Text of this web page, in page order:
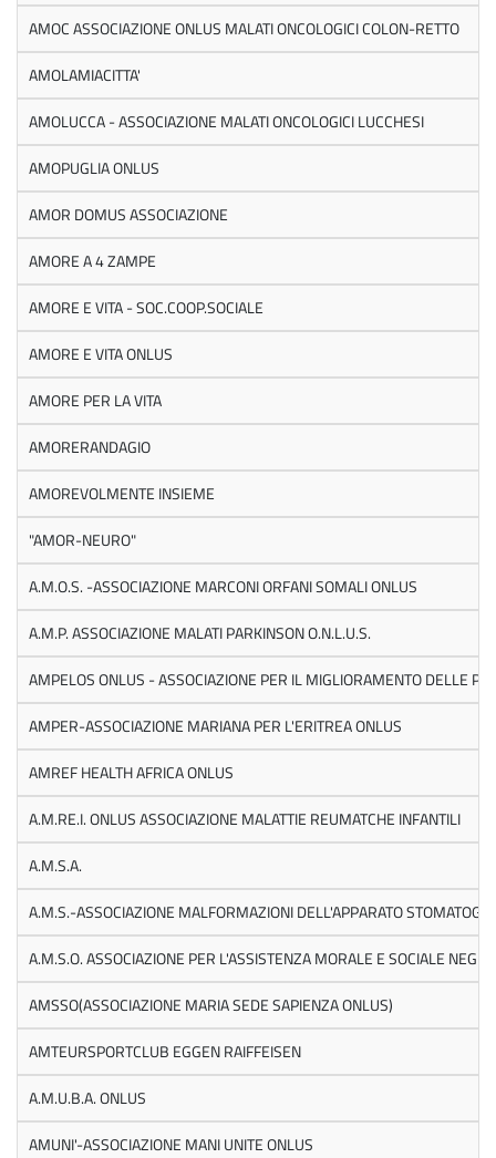
AMOC ASSOCIAZIONE ONLUS MALATI ONCOLOGICI COLON-RETTO
AMOLAMIACITTA'
AMOLUCCA - ASSOCIAZIONE MALATI ONCOLOGICI LUCCHESI
AMOPUGLIA ONLUS
AMOR DOMUS ASSOCIAZIONE
AMORE A 4 ZAMPE
AMORE E VITA - SOC.COOP.SOCIALE
AMORE E VITA ONLUS
AMORE PER LA VITA
AMORERANDAGIO
AMOREVOLMENTE INSIEME
"AMOR-NEURO"
A.M.O.S. -ASSOCIAZIONE MARCONI ORFANI SOMALI ONLUS
A.M.P. ASSOCIAZIONE MALATI PARKINSON O.N.L.U.S.
AMPELOS ONLUS - ASSOCIAZIONE PER IL MIGLIORAMENTO DELLE
AMPER-ASSOCIAZIONE MARIANA PER L'ERITREA ONLUS
AMREF HEALTH AFRICA ONLUS
A.M.RE.I. ONLUS ASSOCIAZIONE MALATTIE REUMATCHE INFANTILI
A.M.S.A.
A.M.S.-ASSOCIAZIONE MALFORMAZIONI DELL'APPARATO
A.M.S.O. ASSOCIAZIONE PER L'ASSISTENZA MORALE E SOCIALE NEGLI
AMSSO(ASSOCIAZIONE MARIA SEDE SAPIENZA ONLUS)
AMTEURSPORTCLUB EGGEN RAIFFEISEN
A.M.U.B.A. ONLUS
AMUNI'-ASSOCIAZIONE MANI UNITE ONLUS